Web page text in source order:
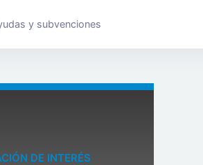
y subvenciones
DE INTERÉS